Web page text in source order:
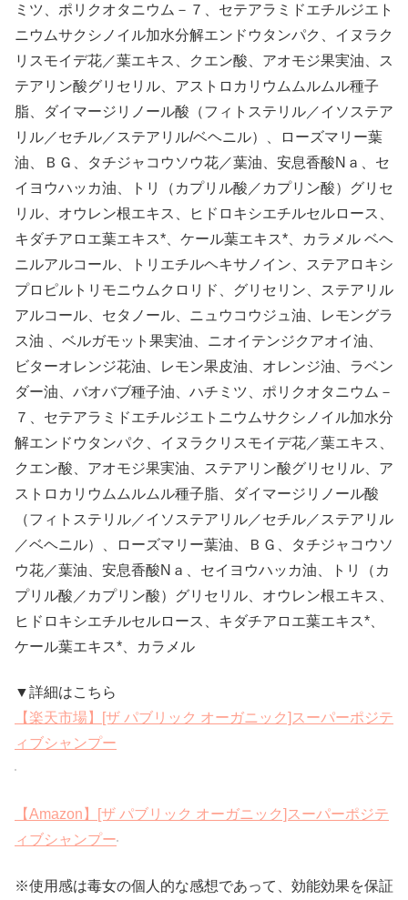
ミツ、ポリクオタニウム－７、セテアラミドエチルジエト
ニウムサクシノイル加水分解エンドウタンパク、イヌラク
リスモイデ花／葉エキス、クエン酸、アオモジ果実油、ス
テアリン酸グリセリル、アストロカリウムムルムル種子
脂、ダイマージリノール酸（フィトステリル／イソステア
リル／セチル／ステアリル/ベヘニル）、ローズマリー葉
油、ＢＧ、タチジャコウソウ花／葉油、安息香酸Nａ、セ
イヨウハッカ油、トリ（カプリル酸／カプリン酸）グリセ
リル、オウレン根エキス、ヒドロキシエチルセルロース、
キダチアロエ葉エキス*、ケール葉エキス*、カラメル ベヘ
ニルアルコール、トリエチルヘキサノイン、ステアロキシ
プロピルトリモニウムクロリド、グリセリン、ステアリル
アルコール、セタノール、ニュウコウジュ油、レモングラ
ス油 、ベルガモット果実油、ニオイテンジクアオイ油、
ビターオレンジ花油、レモン果皮油、オレンジ油、ラベン
ダー油、バオバブ種子油、ハチミツ、ポリクオタニウム－
７、セテアラミドエチルジエトニウムサクシノイル加水分
解エンドウタンパク、イヌラクリスモイデ花／葉エキス、
クエン酸、アオモジ果実油、ステアリン酸グリセリル、ア
ストロカリウムムルムル種子脂、ダイマージリノール酸
（フィトステリル／イソステアリル／セチル／ステアリル
／ベヘニル）、ローズマリー葉油、ＢＧ、タチジャコウソ
ウ花／葉油、安息香酸Nａ、セイヨウハッカ油、トリ（カ
プリル酸／カプリン酸）グリセリル、オウレン根エキス、
ヒドロキシエチルセルロース、キダチアロエ葉エキス*、
ケール葉エキス*、カラメル
▼詳細はこちら
【楽天市場】[ザ パブリック オーガニック]スーパーポジテ
ィブシャンプー
【Amazon】[ザ パブリック オーガニック]スーパーポジテ
ィブシャンプー
※使用感は毒女の個人的な感想であって、効能効果を保証